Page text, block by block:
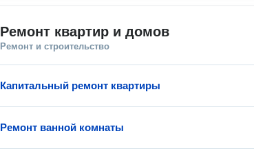
Ремонт квартир и домов
Ремонт и строительство
Капитальный ремонт квартиры
Ремонт ванной комнаты